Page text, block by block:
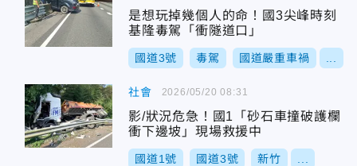
是想玩掉幾個人的命！國3尖峰時刻
基隆毒駕「衝隧道口」
國道3號 毒駕 國道嚴重車禍
社會
影/狀況危急！國1「砂石車撞破護欄
衝下邊坡」現場救援中
國道1號 國道3號 新竹
2026/05/20 08:31